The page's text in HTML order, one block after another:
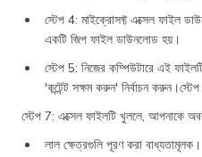
স্টেপ 4: মাইক্রোসফ্ট এক্সেল ফাইল
একটি জিপ ফাইল ডাউনলোড হয়।
স্টেপ 5: নিজের কম্পিউটারে এই
'কন্টেন্ট সক্ষম করুন' নির্বাচন
স্টেপ 7: এক্সেল ফাইলটি খুললে, আপনাকে
লাল ক্ষেত্রগুলি পূরণ করা বাধ্যতামূলক।